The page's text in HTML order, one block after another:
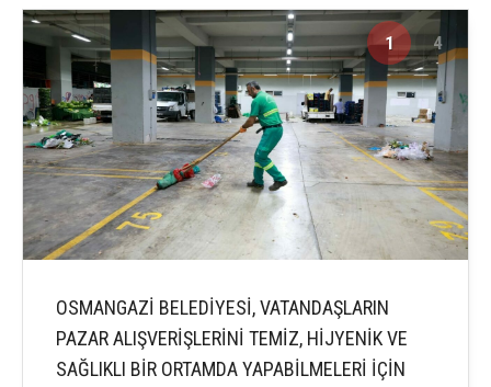
1 4
OSMANGAZİ BELEDİYESİ, VATANDAŞLARIN
PAZAR ALIŞVERİŞLERİNİ TEMİZ, HİJYENİK VE
SAĞLIKLI BİR ORTAMDA YAPABİLMELERİ İÇİN